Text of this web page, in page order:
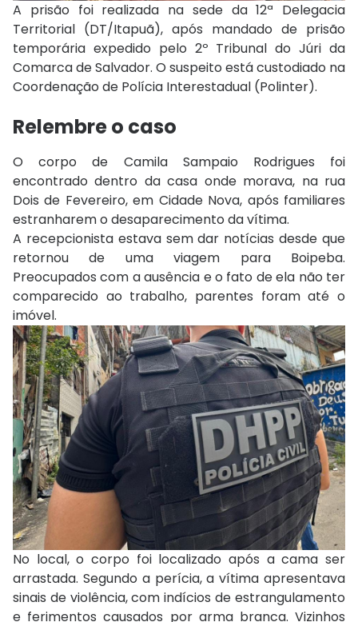
A prisão foi realizada na sede da12ª Delegacia
Territorial (DT/Itapuã), após mandado de prisão
temporária expedido pelo 2º Tribunal do Júri da
Comarca de Salvador. O suspeito está custodiado na
Coordenação de Polícia Interestadual (Polinter).
Relembre o caso
O corpo de Camila Sampaio Rodrigues foi
encontrado dentro da casa onde morava, na rua
Dois de Fevereiro, em Cidade Nova, após familiares
estranharem o desaparecimento da vítima.
A recepcionista estava sem dar notícias desde que
retornou de uma viagem para Boipeba.
Preocupados com a ausência e o fato de ela não ter
comparecido ao trabalho, parentes foram até o
imóvel.
No local, o corpo foi localizado após a cama ser
arrastada. Segundo a perícia, a vítima apresentava
sinais de violência, com indícios de estrangulamento
e ferimentos causados por arma branca. Vizinhos